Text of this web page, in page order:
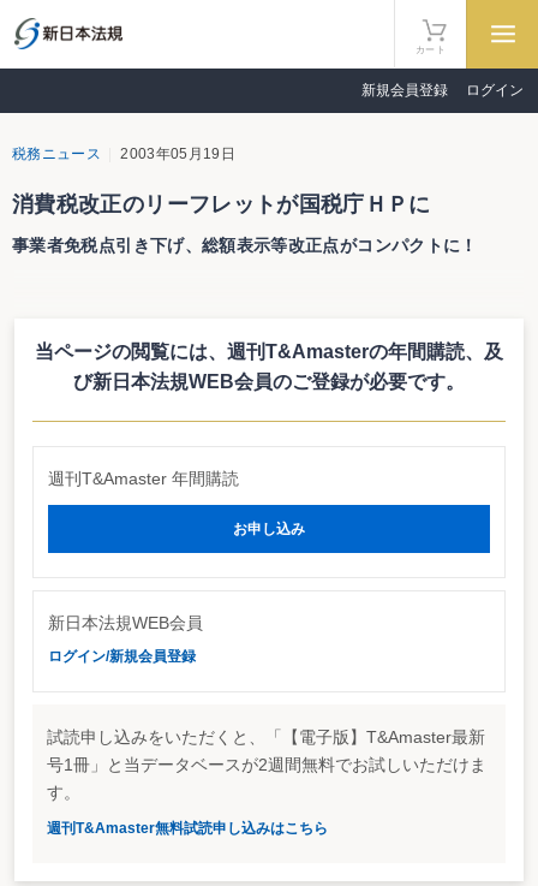
カート
新規会員登録 ログイン
税務ニュース 2003年05月19日
消費税改正のリーフレットが国税庁ＨＰに
事業者免税点引き下げ、総額表示等改正点がコンパクトに！
これは、平成１６年４月１にから適用される消費税の改正点につき、一般向
けにコンパクトにまとめたもの。事業者免税点の引き下げ、簡易課税制度の適
用上限の引き下げ、中間申告の申告・納付回数の改正、総額表示の義務付け等
当ページの閲覧には、週刊T&Amasterの年間購読、 及
び新日本法規WEB会員のご登録が必要です。
週刊T&Amaster 年間購読
お申し込み
新日本法規WEB会員
ログイン/新規会員登録
試読申し込みをいただくと、「【電子版】T&Amaster最新
号1冊」と当データベースが2週間無料でお試しいただけま
す。
週刊T&Amaster無料試読申し込みはこちら